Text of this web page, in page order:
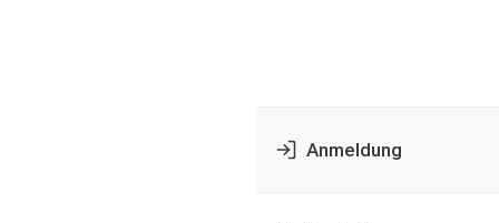
Anmeldung